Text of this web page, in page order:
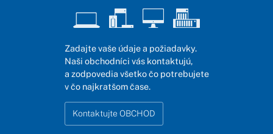
Zadajte vaše údaje a požiadavky.
Naši obchodníci vás kontaktujú,
a zodpovedia všetko čo potrebujete
v čo najkratšom čase.
Kontaktujte OBCHOD